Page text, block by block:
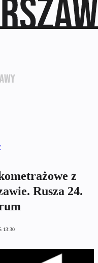
z
Rusza 24.
13:30